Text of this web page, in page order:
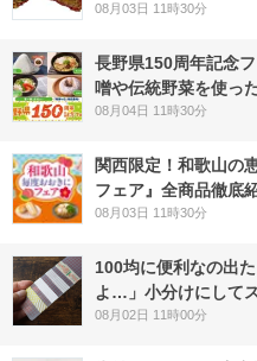
08月03日 11時30分
長野県150周年記念
噌や伝統野菜を使っ
08月04日 11時30分
関西限定！和歌山の
フェア』全商品徹底
08月03日 11時30分
100均に便利なの出
よ…」小分けにして
08月02日 11時00分